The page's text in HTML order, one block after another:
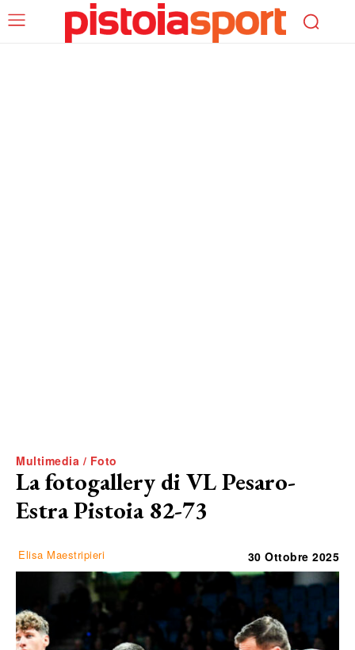
Multimedia / Foto
La fotogallery di VL Pesaro-
Estra Pistoia 82-73
Elisa Maestripieri 30 Ottobre 2025